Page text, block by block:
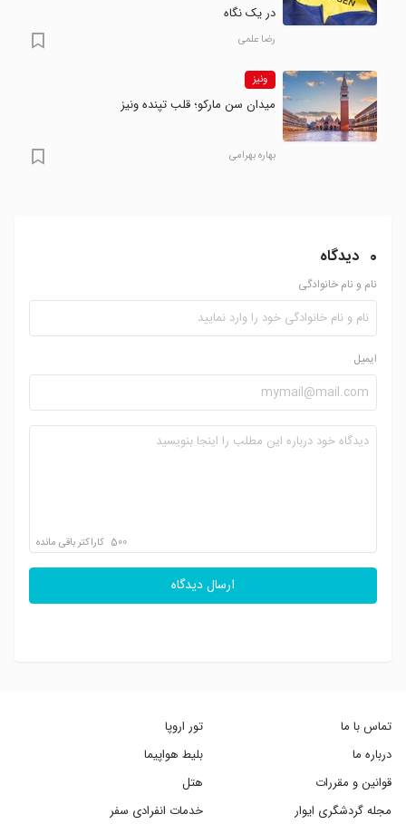
در یک نگاه
رضا علمی
ونیز
میدان سن مارکو؛ قلب تپنده ونیز
بهاره بهرامی
0 دیدگاه
نام و نام خانوادگی
ایمیل
500 کاراکتر باقی مانده
ارسال دیدگاه
تماس با ما
درباره ما
قوانین و مقررات
مجله گردشگری ایوار
تور اروپا
بلیط هواپیما
هتل
خدمات انفرادی سفر